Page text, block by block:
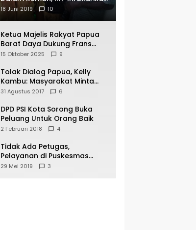
ke RS
18 Juni 2019 10
Ketua Majelis Rakyat Papua
Barat Daya Dukung Frans
Pigome Sebagai Presidir PT
15 Oktober 2025 9
Tolak Dialog Papua, Kelly
Kambu: Masyarakat Minta
Pemekaran
31 Agustus 2017 6
DPD PSI Kota Sorong Buka
Peluang Untuk Orang Baik
2 Februari 2018 4
Tidak Ada Petugas,
Pelayanan di Puskesmas
Mare-Maybrat Lumpuh
29 Mei 2019 3